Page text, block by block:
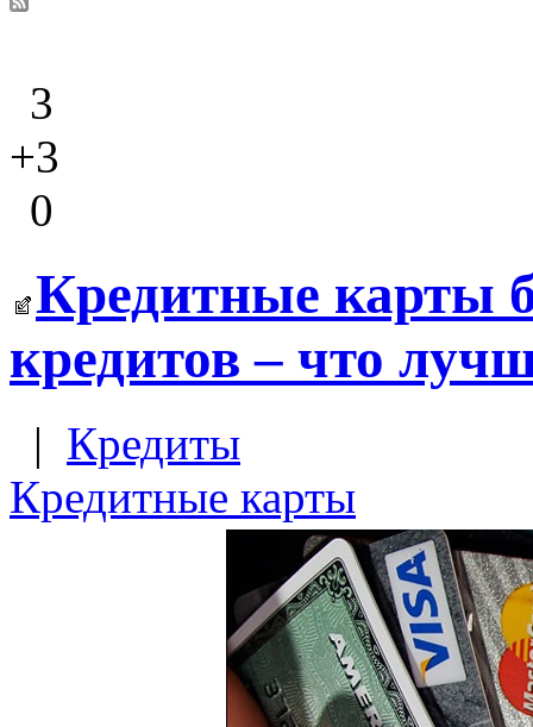
3
+3
0
Кредитные карты
кредитов – что
| Кредиты
Кредитные карты